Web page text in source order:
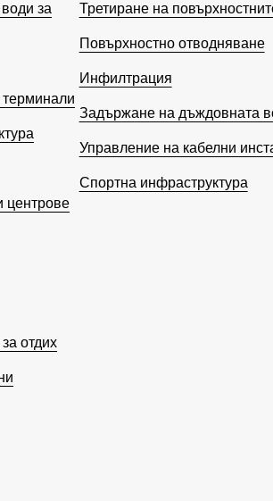
за
центрове
отдих
Третиране на
Повърхностно отводняване
Инфилтрация
Задържане на дъждовната
Управление на кабелни
Спортна инфраструктура